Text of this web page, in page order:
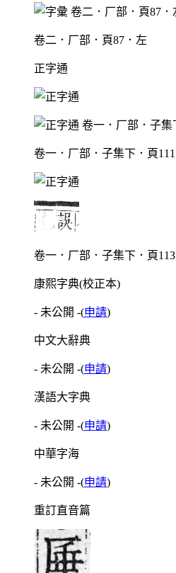
卷二．厂部．頁87．左
正字通
卷一．厂部．子集下．頁111
卷一．厂部．子集下．頁113
康熙字典(校正本)
- 未公開 -(申請)
中文大辭典
- 未公開 -(申請)
漢語大字典
- 未公開 -(申請)
中華字海
- 未公開 -(申請)
重訂直音篇